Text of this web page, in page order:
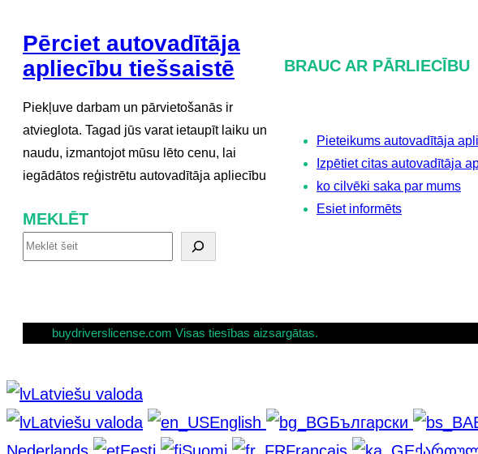
Pērciet autovadītāja
apliecību tiešsaistē
Piekļuve darbam un pārvietošanās ir
atvieglota. Tagad jūs varat ietaupīt laiku un
naudu, izmantojot mūsu lēto cenu, lai
iegādātos reģistrētu autovadītāja apliecību
MEKLĒT
M
t
BRAUC AR PĀRLIECĪBU
Pieteikums autovadītāja
Izpētiet citas autovadītāja
ko cilvēki saka par mums
Esiet informēts
buydriverslicense.com Visas tiesības aizsargātas.
Latviešu valoda
Latviešu valoda
English Български
Nederlands
Eesti Suomi Français